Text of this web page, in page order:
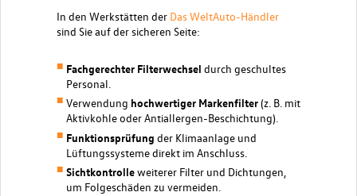
In den Werkstätten der Das WeltAuto-Händler
sind Sie auf der sicheren Seite:
Fachgerechter Filterwechsel durch geschultes
Personal.
Verwendung hochwertiger Markenfilter(z. B. mit
Aktivkohle oder Antiallergen-Beschichtung).
Funktionsprüfung der Klimaanlage und
Lüftungssysteme direkt im Anschluss.
Sichtkontrolleweiterer Filter und Dichtungen,
um Folgeschäden zu vermeiden.